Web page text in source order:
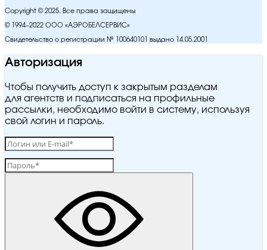
Copyright © 2025. Все права защищены
© 1994–2022 ООО «АЭРОБЕЛСЕРВИС»
Свидетельство о регистрации № 100640101 выдано 14.05.2001
Авторизация
Чтобы получить доступ к закрытым разделам
для агентств и подписаться на профильные
рассылки, необходимо войти в систему, используя
свой логин и пароль.